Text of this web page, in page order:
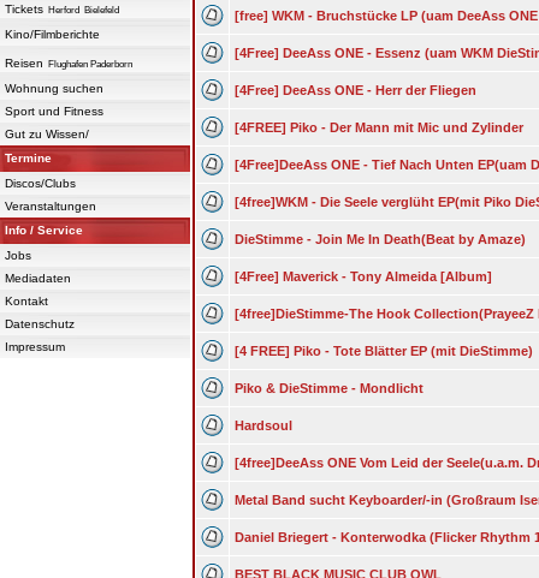
Tickets Herford Bielefeld
Kino/Filmberichte
Reisen Flughafen Paderborn
Wohnung suchen
Sport und Fitness
Gut zu Wissen/
Termine
Discos/Clubs
Veranstaltungen
Info / Service
Jobs
Mediadaten
Kontakt
Datenschutz
Impressum
[free] WKM - Bruchstücke LP (uam DeeAss
[4Free] DeeAss ONE - Essenz (uam WKM
[4Free] DeeAss ONE - Herr der Fliegen
[4FREE] Piko - Der Mann mit Mic und Zylinder
[4Free]DeeAss ONE - Tief Nach Unten EP(uam
[4free]WKM - Die Seele verglüht EP(mit Piko
DieStimme - Join Me In Death(Beat by Amaze)
[4Free] Maverick - Tony Almeida [Album]
[4free]DieStimme-The Hook Collection(PrayeeZ
[4 FREE] Piko - Tote Blätter EP (mit DieStimme)
Piko & DieStimme - Mondlicht
Hardsoul
[4free]DeeAss ONE Vom Leid der Seele(u.a.m.
Metal Band sucht Keyboarder/-in (Großraum
Daniel Briegert - Konterwodka (Flicker Rhythm
BEST BLACK MUSIC CLUB OWL